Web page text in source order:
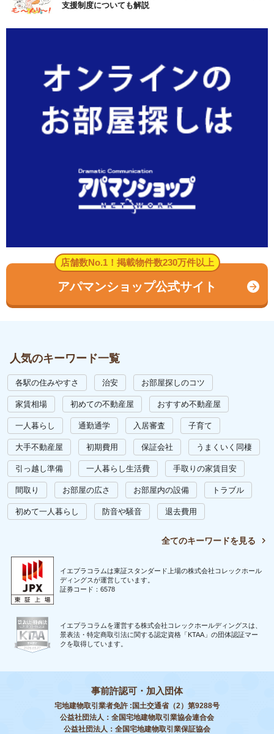
支援制度についても解説
店舗数No.1！掲載物件数230万件以上
アパマンショップ公式サイト
人気のキーワード一覧
各駅の住みやすさ 治安 お部屋探しのコツ
家賃相場 初めての不動産屋 おすすめ不動産屋
一人暮らし 通勤通学 入居審査 子育て
大手不動産屋 初期費用 保証会社 うまくいく同棲
引っ越し準備 一人暮らし生活費 手取りの家賃目安
間取り お部屋の広さ お部屋内の設備 トラブル
初めて一人暮らし 防音や騒音 退去費用
全てのキーワードを見る
イエプラコラムは東証スタンダード上場の株式会社コレックホール
ディングスが運営しています。
証券コード：6578
イエプラコラムを運営する株式会社コレックホールディングスは、
景表法・特定商取引法に関する認定資格「KTAA」の団体認証マー
クを取得しています。
事前許認可・加入団体
宅地建物取引業者免許 :国土交通省（2）第9288号
公益社団法人：全国宅地建物取引業協会連合会
公益社団法人：全国宅地建物取引業保証協会